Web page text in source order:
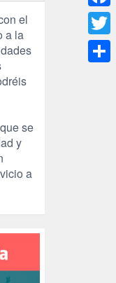
el
a la
se
y
a